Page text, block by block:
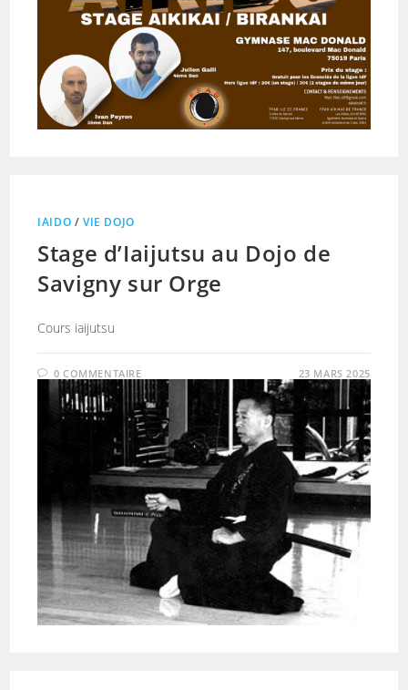
IAIDO /VIE DOJO
Stage d’Iaijutsu au Dojo de
Savigny sur Orge
Cours iaijutsu
0 COMMENTAIRE 23 MARS 2025